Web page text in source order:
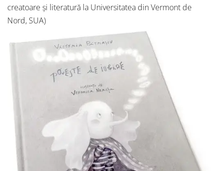
creatoare și literatură la Universitatea din Vermont de
Nord, SUA)